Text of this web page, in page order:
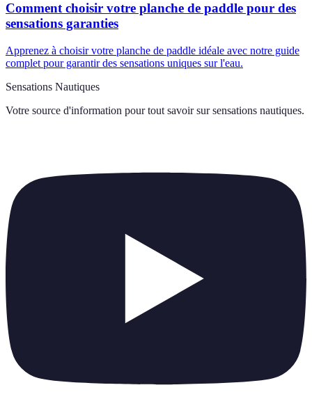
Comment choisir votre planche de paddle pour des
sensations garanties
Apprenez à choisir votre planche de paddle idéale avec notre guide
complet pour garantir des sensations uniques sur l'eau.
Sensations Nautiques
Votre source d'information pour tout savoir sur sensations nautiques.